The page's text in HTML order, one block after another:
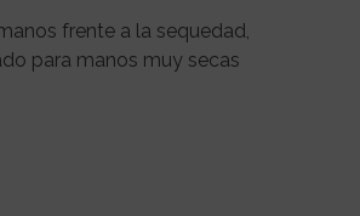
frente a la sequedad,
para manos muy secas